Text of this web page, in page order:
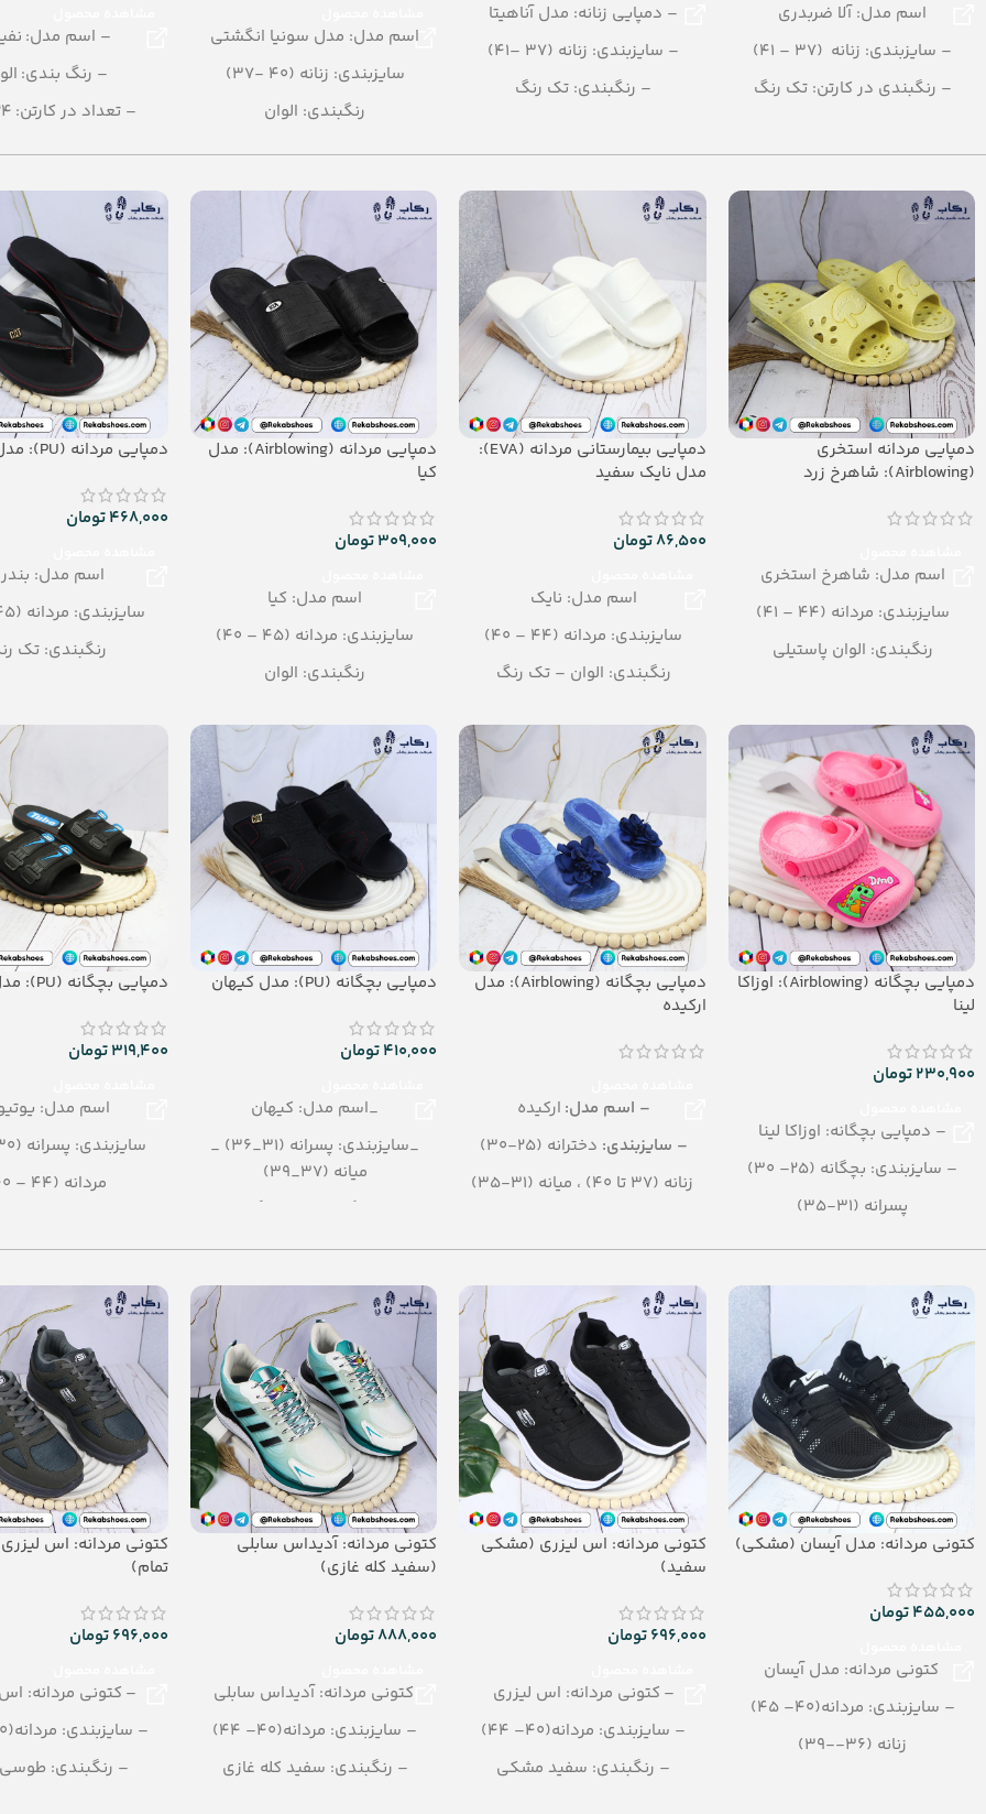
اسم مدل: آلا ضربدری
– سایزبندی: زنانه (37 – 41)
– رنگبندی در کارتن: تک رنگ
– جنس زیره: PU
– دمپایی زنانه: مدل آناهیتا
– سایزبندی: زنانه (37 –41)
– رنگبندی: تک رنگ
– جنس: PU
اسم مدل: مدل سونیا انگشتی
سایزبندی: زنانه (40 -37)
رنگبندی: الوان
تعداد در کارتن: 16 جفت
جنس: EVA Soft
– اسم مدل:
– رنگ بندی:
– تعداد در کارتن: 24 جفت
– جنس: Airblowing
– سایزبندی: زنانه (37 تا 40)
دمپایی مردانه استخری
(Airblowing): شاهرخ زرد
اسم مدل: شاهرخ استخری
سایزبندی: مردانه (44 – 41)
رنگبندی: الوان پاستیلی
جنس: Airblowing
دمپایی بیمارستانی مردانه (EVA):
مدل نایک سفید
86,500تومان
اسم مدل: نایک
سایزبندی: مردانه (44 – 40)
رنگبندی: الوان – تک رنگ
دمپایی مردانه (Airblowing): مدل
کیا
309,000تومان
اسم مدل: کیا
سایزبندی: مردانه (45 – 40)
رنگبندی: الوان
جنس: Airblowing
دمپایی مردانه (PU): مدل بندری
468,000تومان
اسم مدل:
سایزبندی: مردانه (45 – 40)
رنگبندی: تک
تعداد در کارتن: 12 جفت
دمپایی بچگانه (Airblowing): اوزاکا
لینا
230,900تومان
– دمپایی بچگانه: اوزاکا لینا
– سایزبندی: بچگانه (25– 30)
پسرانه (31-35)
– رنگبندی در کارتن: الوان
– تعداد در کارتن:24 جفت
– جنس: Airblowing
دمپایی بچگانه (Airblowing): مدل
ارکیده
– اسم مدل: ارکیده
– سایزبندی: دخترانه (25-30)
زنانه (37 تا 40) ، میانه (31-35)
– رنگ بندی:الوان
– جنس:Airblowing
دمپایی بچگانه (PU): مدل کیهان
410,000تومان
_اسم مدل: کیهان
_سایزبندی: پسرانه (31_36) _
میانه (37_39)
_رنگبندی: تک رنگ
_تعداد در کارتن: 12 جفت
_جنس: PU
دمپایی بچگانه (PU): مدل یوتیوب
319,400تومان
اسم مدل:
سایزبندی: پسرانه (30 - 34)
مردانه (44 – 40)
بچگانه (25 - 29)
تعداد در کارتن: 30 جفت
جنس: PU
کتونی مردانه: مدل آیسان (مشکی)
455,000تومان
کتونی مردانه: مدل آیسان
– سایزبندی: مردانه(40– 45)
زنانه (36--39)
کتونی مردانه: اس لیزری (مشکی
سفید)
696,000تومان
– کتونی مردانه: اس لیزری
– سایزبندی: مردانه(40– 44)
– رنگبندی: سفید مشکی
کتونی مردانه: آدیداس سابلی
(سفید کله غازی)
888,000تومان
کتونی مردانه: آدیداس سابلی
– سایزبندی: مردانه(40– 44)
– رنگبندی: سفید کله غازی
کتونی مردانه: اس
تمام)
696,000تومان
– کتونی مردانه:
– سایزبندی: مردانه(40– 44)
– رنگبندی: طوسی